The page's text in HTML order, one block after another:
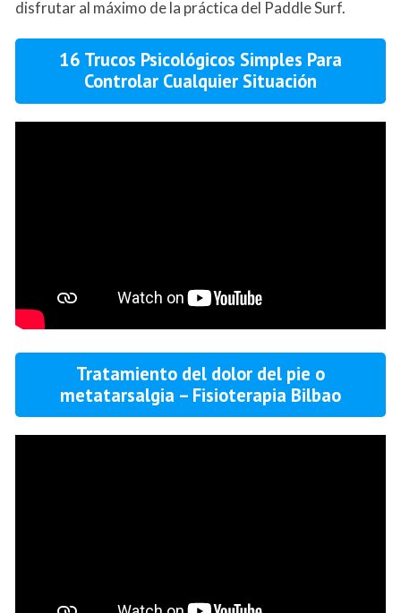
disfrutar al máximo de la práctica del Paddle Surf.
16 Trucos Psicológicos Simples Para
Controlar Cualquier Situación
Tratamiento del dolor del pie o
metatarsalgia – Fisioterapia Bilbao